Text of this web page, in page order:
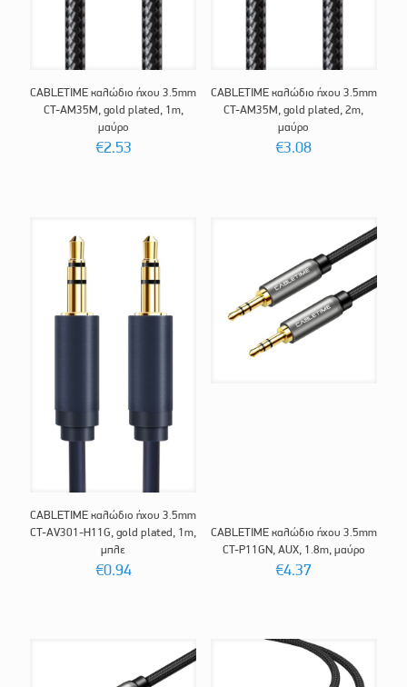
CABLETIME καλώδιο ήχου 3.5mm
CT-AM35M, gold plated, 1m,
μαύρο
€2.53
CABLETIME καλώδιο ήχου 3.5mm
CT-AM35M, gold plated, 2m,
μαύρο
€3.08
CABLETIME καλώδιο ήχου 3.5mm
CT-AV301-H11G, gold plated, 1m,
μπλε
€0.94
CABLETIME καλώδιο ήχου 3.5mm
CT-P11GN, AUX, 1.8m, μαύρο
€4.37